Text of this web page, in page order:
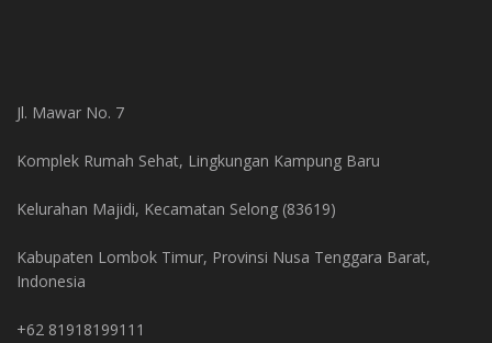
Jl. Mawar No. 7
Komplek Rumah Sehat, Lingkungan Kampung Baru
Kelurahan Majidi, Kecamatan Selong (83619)
Kabupaten Lombok Timur, Provinsi Nusa Tenggara Barat,
Indonesia
+62 81918199111